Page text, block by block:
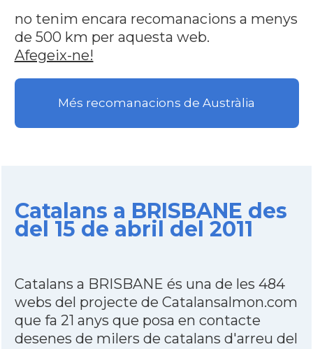
no tenim encara recomanacions a menys
de 500 km per aquesta web.
Afegeix-ne!
Més recomanacions de Austràlia
Catalans a BRISBANE des
del 15 de abril del 2011
Catalans a BRISBANE és una de les 484
webs del projecte de Catalansalmon.com
que fa 21 anys que posa en contacte
desenes de milers de catalans d'arreu del